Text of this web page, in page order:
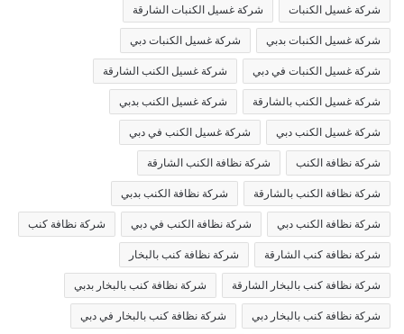
شركة غسيل الكنبات شركة غسيل الكنبات الشارقة
شركة غسيل الكنبات بدبي شركة غسيل الكنبات دبي
شركة غسيل الكنبات في دبي شركة غسيل الكنب الشارقة
شركة غسيل الكنب بالشارقة شركة غسيل الكنب بدبي
شركة غسيل الكنب دبي شركة غسيل الكنب في دبي
شركة نظافة الكنب شركة نظافة الكنب الشارقة
شركة نظافة الكنب بالشارقة شركة نظافة الكنب بدبي
شركة نظافة الكنب دبي شركة نظافة الكنب في دبي شركة نظافة كنب
شركة نظافة كنب الشارقة شركة نظافة كنب بالبخار
شركة نظافة كنب بالبخار الشارقة شركة نظافة كنب بالبخار بدبي
شركة نظافة كنب بالبخار دبي شركة نظافة كنب بالبخار في دبي